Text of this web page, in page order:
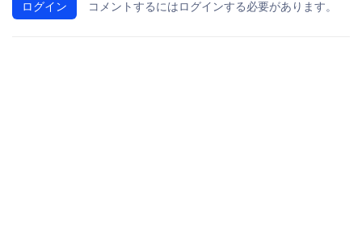
ログイン コメントするにはログインする必要があります。